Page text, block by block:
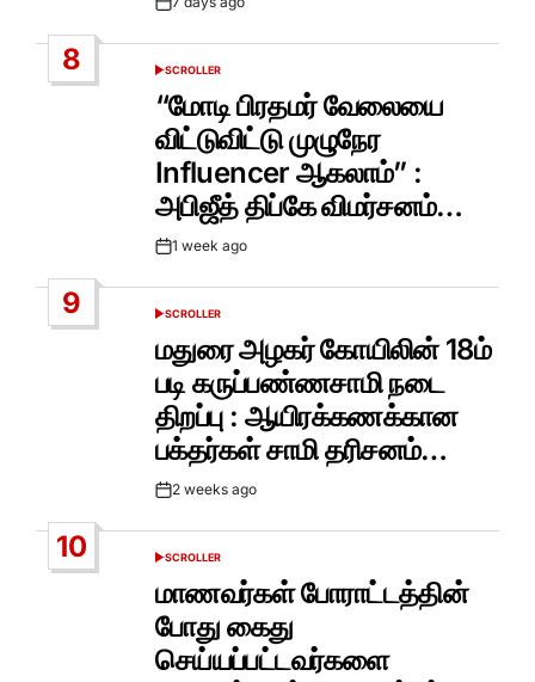
Post
8
POSTED
IN
SCROLLER
“மோடி பிரதமர் வேலையை
விட்டுவிட்டு முழுநேர
Influencer ஆகலாம்” :
அபிஜீத் திப்கே விமர்சனம்…
Post1 week ago
9
POSTED
SCROLLER
மதுரை அழகர் கோயிலின் 18ம்
படி கருப்பண்ணசாமி நடை
திறப்பு : ஆயிரக்கணக்கான
பக்தர்கள் சாமி தரிசனம்…
Post2 weeks ago
10
POSTED
SCROLLER
மாணவர்கள் போராட்டத்தின்
போது கைது
செய்யப்பட்டவர்களை